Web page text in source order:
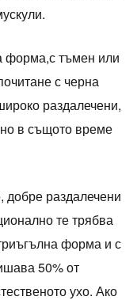
форма,с тъмен или
с черна
раздалечени,
в същото време
добре раздалечени
те трябва
форма и с
50% от
ухо. Ако